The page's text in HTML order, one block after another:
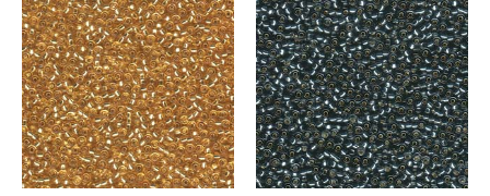
עד
זה
יש
מספר
סוגים.
ניתן
לבחור
את